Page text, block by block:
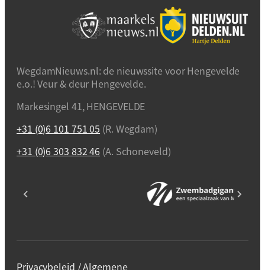
WegdamNieuws.nl: de nieuwssite voor Hengevelde
e.o.! Veur & deur Hengevelde.
Markesingel 41, HENGEVELDE
+31 (0)6 101 751 05 (R. Wegdam)
+31 (0)6 303 832 46 (A. Schoneveld)
Privacybeleid / Algemene